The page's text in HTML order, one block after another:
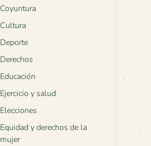
Coyuntura
Cultura
Deporte
Derechos
Educación
Ejercicio y salud
Elecciones
Equidad y derechos de la
mujer